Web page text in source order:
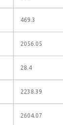
469.3
2056.05
28.4
2238.39
2604.07